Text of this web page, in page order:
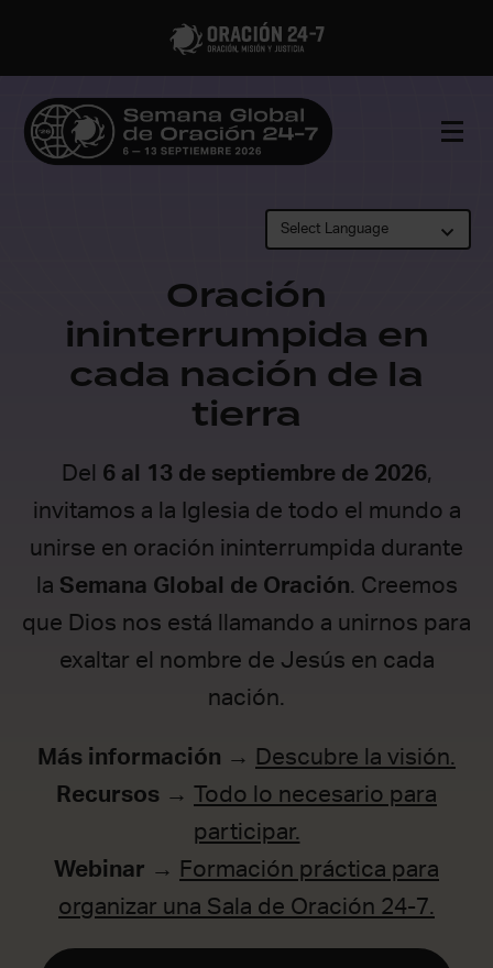
Oración
ininterrumpida en
cada nación de la
tierra
Del 6 al 13 de septiembre de 2026,
invitamos a la Iglesia de todo el mundo a
unirse en oración ininterrumpida durante
la Semana Global de Oración. Creemos
que Dios nos está llamando a unirnos para
exaltar el nombre de Jesús en cada
nación.
Más información →
Descubre la visión.
Recursos → Todo lo necesario para
participar.
Webinar →
Formación práctica para
organizar una Sala de Oración 24-7.